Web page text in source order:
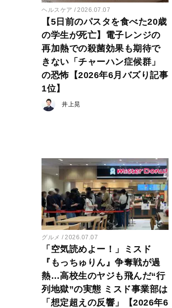
ヘルスケア 2026.07.07
【5日前のパスタを食べた20歳
の学生が死亡】電子レンジの
再加熱での殺菌効果も期待で
きない「チャーハン症候群」
の恐怖【2026年6月バズり記事
1位】
井上晃
グルメ 2026.07.07
「空気読めよー！」ミスド
『もっちゅりん』争奪戦が過
熱…高校生のヤジも飛んだ“行
列地獄”の実態 ミスド事業部は
「想定超えの反響」【2026年6